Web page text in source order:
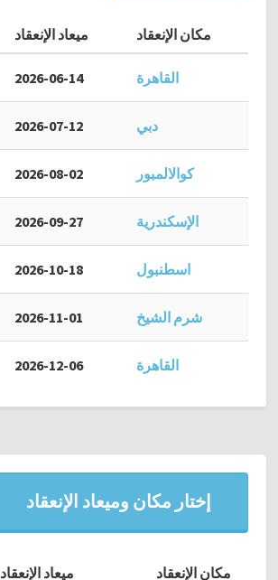
مكان الإنعقاد ميعاد الإنعقاد
القاهرة 2026-06-14
دبي 2026-07-12
كوالالمبور 2026-08-02
الإسكندرية 2026-09-27
اسطنبول 2026-10-18
شرم الشيخ 2026-11-01
القاهرة 2026-12-06
إختار مكان وميعاد الإنعقاد
مكان الإنعقاد ميعاد الإنعقاد